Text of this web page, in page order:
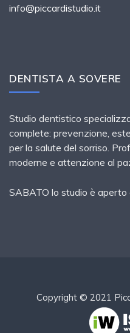
info@piccardistudio.it
DENTISTA A SOVERE
Studio dentistico
complete: prevenzione,
per la salute del sorriso.
moderne e attenzione al
SABATO lo studio è aperto
Copyright © 2021